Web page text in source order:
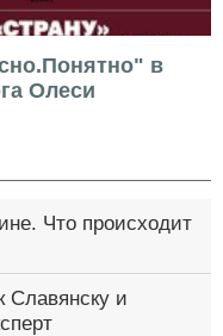
в
Олеси
Что происходит
Славянску и